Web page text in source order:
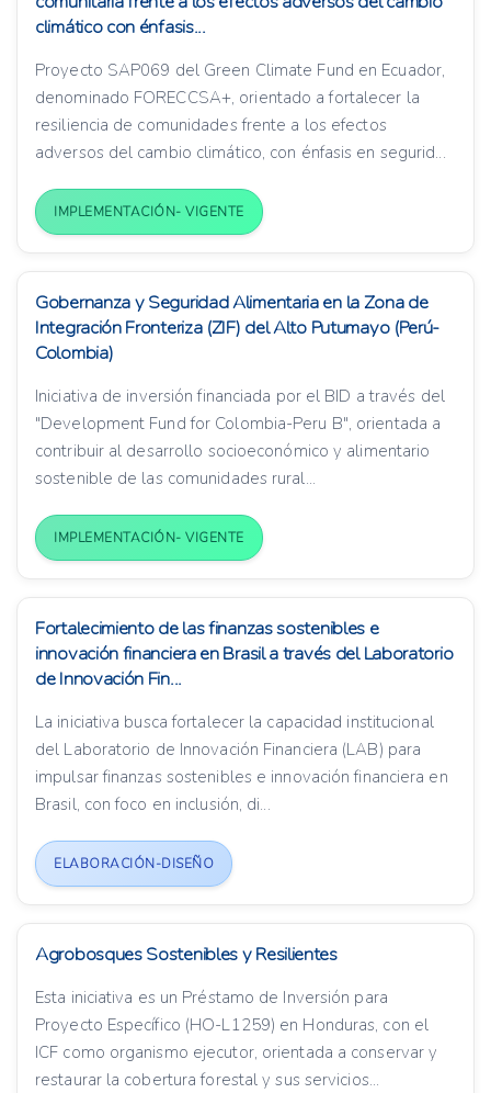
climático con énfasis...
Proyecto SAP069 del Green Climate Fund en Ecuador,
denominado FORECCSA+, orientado a fortalecer la
resiliencia de comunidades frente a los efectos
adversos del cambio climático, con énfasis en segurid...
IMPLEMENTACIÓN- VIGENTE
Gobernanza y Seguridad Alimentaria en la Zona de
Integración Fronteriza (ZIF) del Alto Putumayo (Perú-
Colombia)
Iniciativa de inversión financiada por el BID a través del
"Development Fund for Colombia-Peru B", orientada a
contribuir al desarrollo socioeconómico y alimentario
sostenible de las comunidades rural...
IMPLEMENTACIÓN- VIGENTE
Fortalecimiento de las finanzas sostenibles e
innovación financiera en Brasil a través del Laboratorio
de Innovación Fin...
La iniciativa busca fortalecer la capacidad institucional
del Laboratorio de Innovación Financiera (LAB) para
impulsar finanzas sostenibles e innovación financiera en
Brasil, con foco en inclusión, di...
ELABORACIÓN-DISEÑO
Agrobosques Sostenibles y Resilientes
Esta iniciativa es un Préstamo de Inversión para
Proyecto Específico (HO-L1259) en Honduras, con el
ICF como organismo ejecutor, orientada a conservar y
restaurar la cobertura forestal y sus servicios...